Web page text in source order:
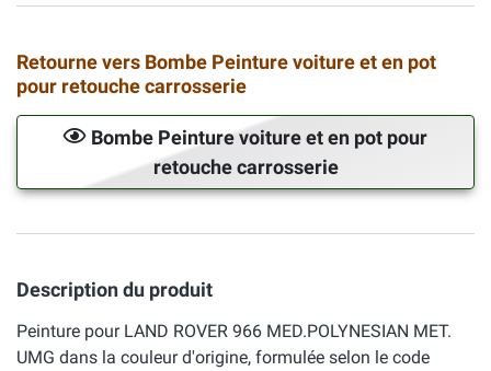
Retourne vers Bombe Peinture voiture et en pot
pour retouche carrosserie
Bombe Peinture voiture et en pot pour
retouche carrosserie
Description du produit
Peinture pour LAND ROVER 966 MED.POLYNESIAN MET.
UMG dans la couleur d'origine, formulée selon le code